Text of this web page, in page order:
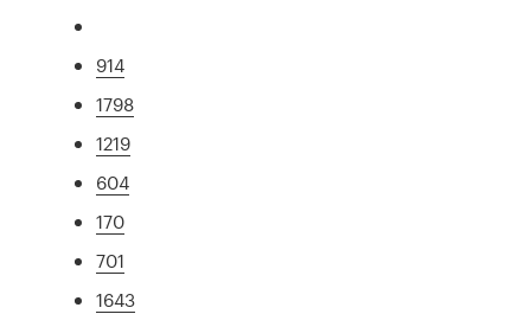
914
1798
1219
604
170
701
1643